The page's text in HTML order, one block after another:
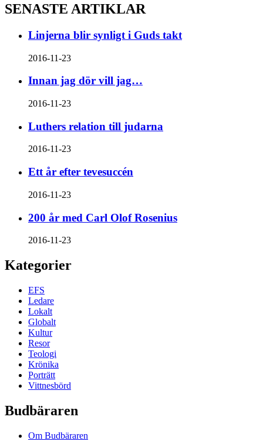
SENASTE ARTIKLAR
Linjerna blir synligt i Guds takt
2016-11-23
Innan jag dör vill jag…
2016-11-23
Luthers relation till judarna
2016-11-23
Ett år efter tevesuccén
2016-11-23
200 år med Carl Olof Rosenius
2016-11-23
Kategorier
EFS
Ledare
Lokalt
Globalt
Kultur
Resor
Teologi
Krönika
Porträtt
Vittnesbörd
Budbäraren
Om Budbäraren